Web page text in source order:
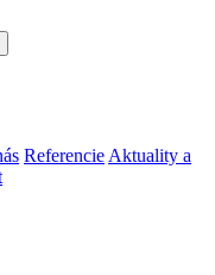
Referencie Aktuality a